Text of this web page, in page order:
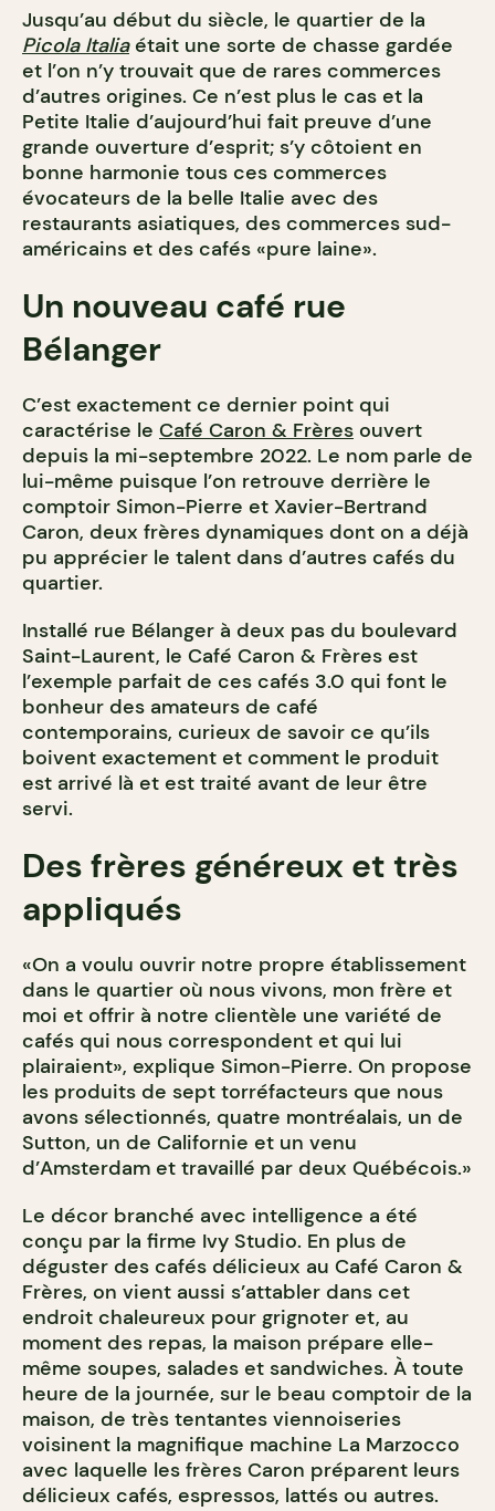
Jusqu’au début du siècle, le quartier de la
Picola Italiaétait une sorte de chasse gardée
et l’on n’y trouvait que de rares commerces
d’autres origines. Ce n’est plus le cas et la
Petite Italie d’aujourd’hui fait preuve d’une
grande ouverture d’esprit; s’y côtoient en
bonne harmonie tous ces commerces
évocateurs de la belle Italie avec des
restaurants asiatiques, des commerces sud-
américains et des cafés «pure laine».
Un nouveau café rue
Bélanger
C’est exactement ce dernier point qui
caractérise le Café Caron & Frères ouvert
depuis la mi-septembre 2022. Le nom parle de
lui-même puisque l’on retrouve derrière le
comptoir Simon-Pierre et Xavier-Bertrand
Caron, deux frères dynamiques dont on a déjà
pu apprécier le talent dans d’autres cafés du
quartier.
Installé rue Bélanger à deux pas du boulevard
Saint-Laurent, le Café Caron & Frères est
l’exemple parfait de ces cafés 3.0 qui font le
bonheur des amateurs de café
contemporains, curieux de savoir ce qu’ils
boivent exactement et comment le produit
est arrivé là et est traité avant de leur être
servi.
Des frères généreux et très
appliqués
«On a voulu ouvrir notre propre établissement
dans le quartier où nous vivons, mon frère et
moi et offrir à notre clientèle une variété de
cafés qui nous correspondent et qui lui
plairaient», explique Simon-Pierre. On propose
les produits de sept torréfacteurs que nous
avons sélectionnés, quatre montréalais, un de
Sutton, un de Californie et un venu
d’Amsterdam et travaillé par deux Québécois.»
Le décor branché avec intelligence a été
conçu par la firme Ivy Studio. En plus de
déguster des cafés délicieux au Café Caron &
Frères, on vient aussi s’attabler dans cet
endroit chaleureux pour grignoter et, au
moment des repas, la maison prépare elle-
même soupes, salades et sandwiches. À toute
heure de la journée, sur le beau comptoir de la
maison, de très tentantes viennoiseries
voisinent la magnifique machine La Marzocco
avec laquelle les frères Caron préparent leurs
délicieux cafés, espressos, lattés ou autres.